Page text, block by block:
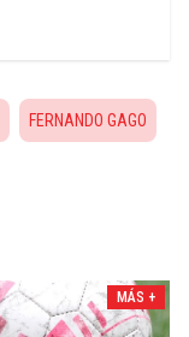
FERNANDO GAGO
MÁS +